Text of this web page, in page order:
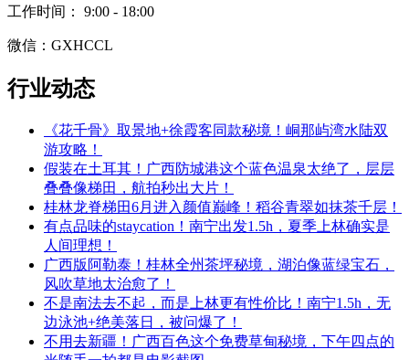
工作时间： 9:00 - 18:00
微信：GXHCCL
行业动态
《花千骨》取景地+徐霞客同款秘境！峒那屿湾水陆双
游攻略！
​假装在土耳其！广西防城港这个蓝色温泉太绝了，层层
叠叠像梯田，航拍秒出大片！
​桂林龙脊梯田6月进入颜值巅峰！稻谷青翠如抹茶千层！
有点品味的staycation！南宁出发1.5h，夏季上林确实是
人间理想！
​广西版阿勒泰！桂林全州茶坪秘境，湖泊像蓝绿宝石，
风吹草地太治愈了！
​不是南法去不起，而是上林更有性价比！南宁1.5h，无
边泳池+绝美落日，被问爆了！
​不用去新疆！广西百色这个免费草甸秘境，下午四点的